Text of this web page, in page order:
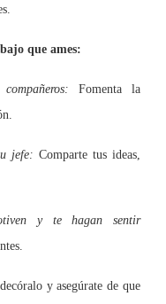
que ames:
Fomenta la
jefe: Comparte tus ideas,
y te hagan sentir
y asegúrate de que